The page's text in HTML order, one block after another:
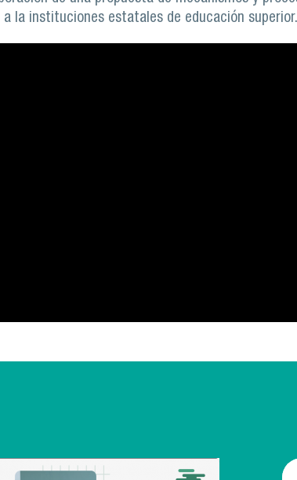
la instituciones estatales de educación superior.